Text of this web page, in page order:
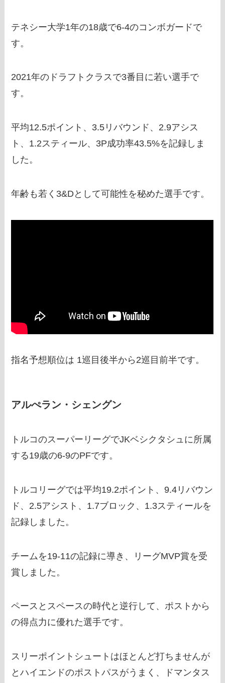
テネシー大学1年の18歳で6-4のコンボガードで
す。
2021年のドラフトクラスで3番目に若い選手で
す。
平均12.5ポイント、3.5リバウンド、2.9アシス
ト、1.2スティール、3P成功率43.5%を記録しま
した。
年齢も若く3&Dとして可能性を秘めた選手です。
指名予想順位は 1巡目後半から2巡目前半です。
アルぺラン・シェングン
トルコのスーパーリーグでJKベシクタシュに所属
する19歳の6-9のPFです。
トルコリーグでは平均19.2ポイント、9.4リバウン
ド、2.5アシスト、1.7ブロック、1.3スティールを
記録しました。
チームを19-11の記録に導き、リーグMVP賞を受
賞しました。
ペースとスペースの時代と逆行して、ポストから
の得点力に優れた選手です。
スリーポイントシュートはほとんど打ちませんが
とハイエンドのポストパスがうまく、ドマンタス